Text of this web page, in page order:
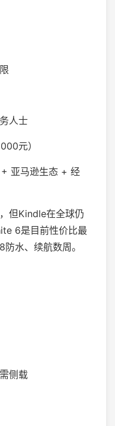
人士
元）
亚马逊生态 + 经
但Kindle在全球仍
6是目前性价比最
水、续航数周。
侧载